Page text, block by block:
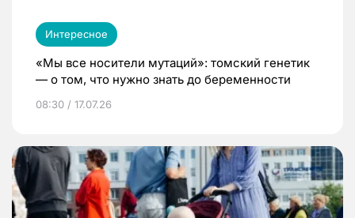
Интересное
«Мы все носители мутаций»: томский генетик
— о том, что нужно знать до беременности
08:30 / 17.07.26